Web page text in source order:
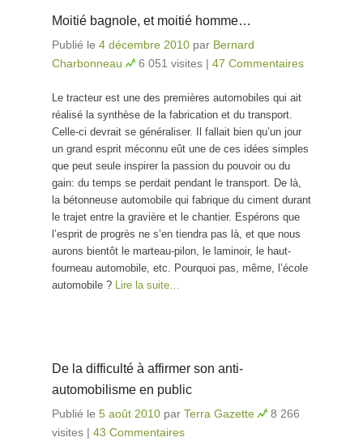
Moitié bagnole, et moitié homme…
Publié le 4 décembre 2010 par Bernard
Charbonneau
6 051 visites | 47 Commentaires
Le tracteur est une des premières automobiles qui ait
réalisé la synthèse de la fabrication et du transport.
Celle-ci devrait se généraliser. Il fallait bien qu’un jour
un grand esprit méconnu eût une de ces idées simples
que peut seule inspirer la passion du pouvoir ou du
gain: du temps se perdait pendant le transport. De là,
la bétonneuse automobile qui fabrique du ciment durant
le trajet entre la gravière et le chantier. Espérons que
l’esprit de progrès ne s’en tiendra pas là, et que nous
aurons bientôt le marteau-pilon, le laminoir, le haut-
fourneau automobile, etc. Pourquoi pas, même, l’école
automobile ? Lire la suite…
De la difficulté à affirmer son anti-
automobilisme en public
Publié le 5 août 2010 par Terra Gazette
8 266
visites | 43 Commentaires